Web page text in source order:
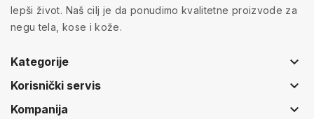
lepši život. Naš cilj je da ponudimo kvalitetne proizvode za
negu tela, kose i kože.
Kategorije keyboard_arrow_down
Korisnički servis keyboard_arrow_down
Kompanija keyboard_arrow_down